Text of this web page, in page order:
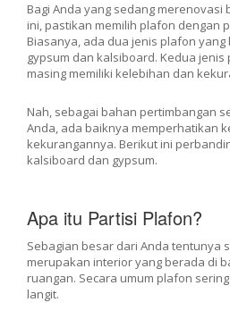
Bagi Anda yang sedang merenovasi
ini, pastikan memilih plafon dengan
Biasanya, ada dua jenis plafon
gypsum dan kalsiboard. Kedua
masing memiliki kelebihan dan
Nah, sebagai bahan pertimbangan
Anda, ada baiknya memperhatikan
kekurangannya. Berikut ini
kalsiboard dan gypsum.
Apa itu Partisi Plafon?
Sebagian besar dari Anda tentunya
merupakan interior yang berada di
ruangan. Secara umum plafon
langit.